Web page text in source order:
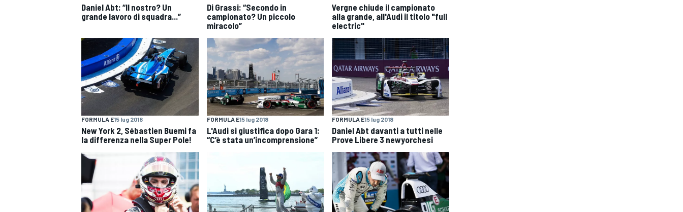
RALLY
Daniel Abt: “Il nostro? Un
grande lavoro di squadra...”
Di Grassi: “Secondo in
campionato? Un piccolo
miracolo”
Vergne chiude il campionato
alla grande, all'Audi il titolo "full
electric"
FORMULA E15 lug 2018
New York 2, Sébastien Buemi fa
la differenza nella Super Pole!
FORMULA E15 lug 2018
L'Audi si giustifica dopo Gara 1:
“C’è stata un’incomprensione”
FORMULA E15 lug 2018
Daniel Abt davanti a tutti nelle
Prove Libere 3 newyorchesi